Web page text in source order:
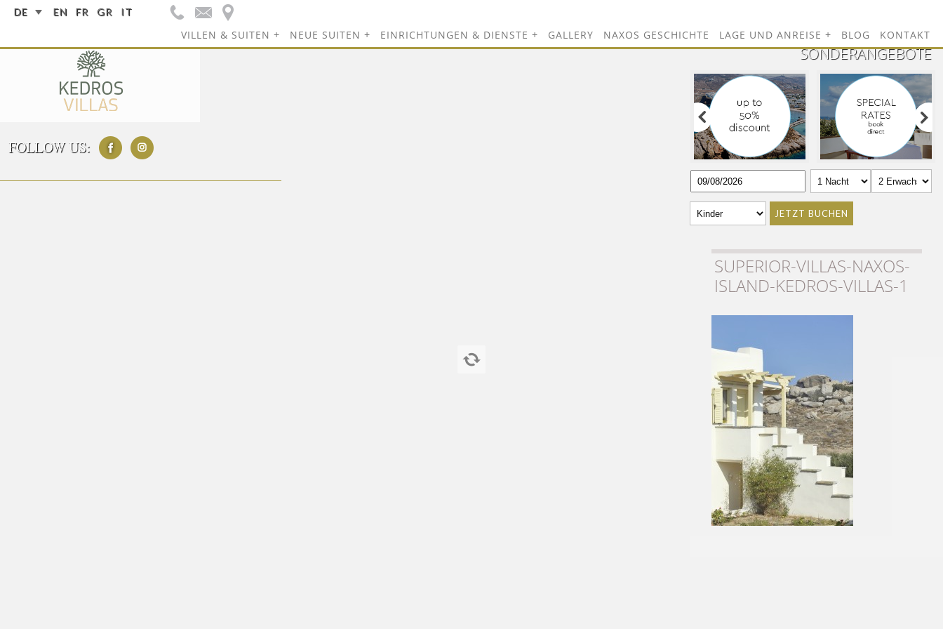
DE EN FR GR IT
VILLEN & SUITEN NEUE SUITEN EINRICHTUNGEN & DIENSTE GALLERY NAXOS GESCHICHTE LAGE UND ANREISE BLOG KONTAKT
FOLLOW US:
SONDERANGEBOTE
JETZT BUCHEN
SUPERIOR-VILLAS-NAXOS-
ISLAND-KEDROS-VILLAS-1